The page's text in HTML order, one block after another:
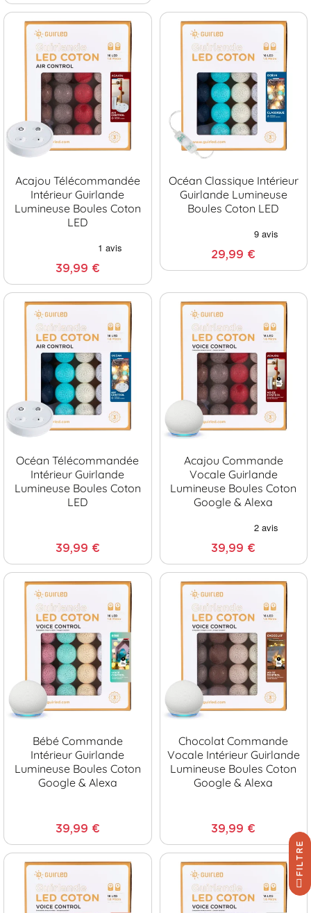
Acajou Télécommandée
Intérieur Guirlande
Lumineuse Boules Coton
LED
39,99 €
Océan Classique Intérieur
Guirlande Lumineuse
Boules Coton LED
29,99 €
Océan Télécommandée
Intérieur Guirlande
Lumineuse Boules Coton
LED
39,99 €
Acajou Commande
Vocale Guirlande
Lumineuse Boules Coton
Google & Alexa
39,99 €
Bébé Commande
Intérieur Guirlande
Lumineuse Boules Coton
Google & Alexa
39,99 €
Chocolat Commande
Vocale Intérieur Guirlande
Lumineuse Boules Coton
Google & Alexa
39,99 €
FILTRE